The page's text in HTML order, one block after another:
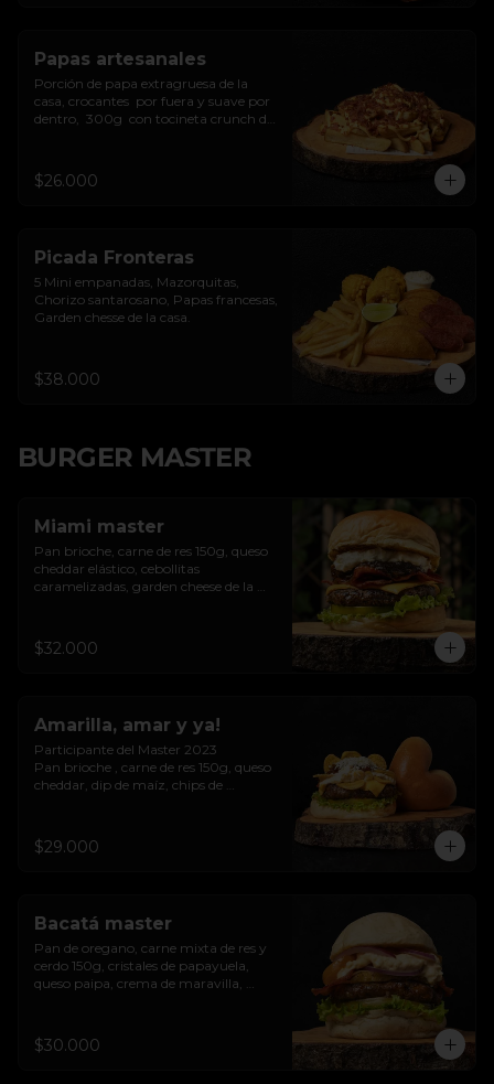
Papas artesanales
Porción de papa extragruesa de la
casa, crocantes  por fuera y suave por
dentro,  300g  con tocineta crunch de
$26.000
Picada Fronteras
5 Mini empanadas, Mazorquitas,
Chorizo santarosano, Papas francesas,
Garden chesse de la casa.
$38.000
BURGER MASTER
Miami master
Pan brioche, carne de res 150g, queso
cheddar elástico, cebollitas
caramelizadas, garden cheese de la
$32.000
Amarilla, amar y ya!
Participante del Master 2023
Pan brioche , carne de res 150g, queso
cheddar, dip de maíz, chips de
$29.000
Bacatá master
Pan de oregano, carne mixta de res y
cerdo 150g, cristales de papayuela,
queso paipa, crema de maravilla,
$30.000